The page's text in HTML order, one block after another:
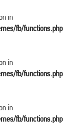
in
fb/functions.php
in
fb/functions.php
in
fb/functions.php